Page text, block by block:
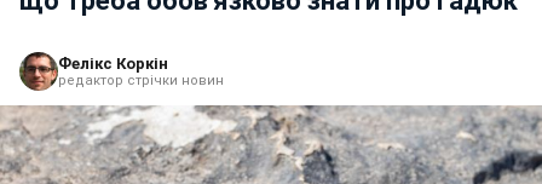
Фелікс Коркін
редактор стрічки новин